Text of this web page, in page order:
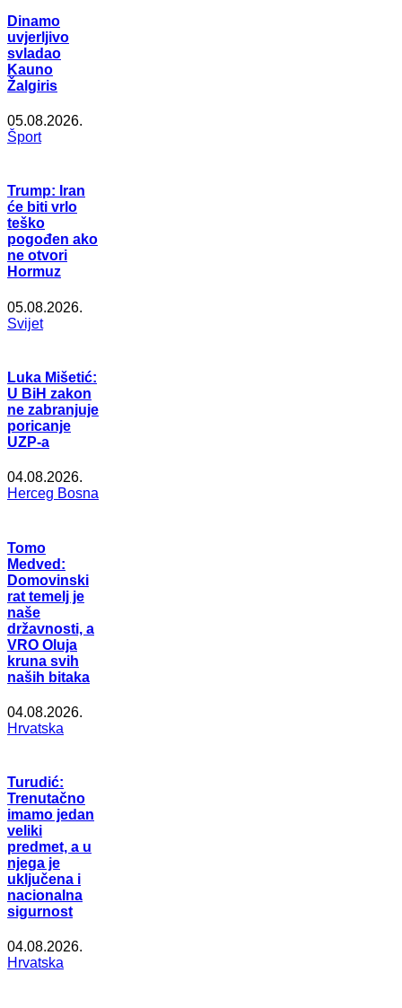
Dinamo
uvjerljivo
svladao
Kauno
Žalgiris
05.08.2026.
Šport
Trump: Iran
će biti vrlo
teško
pogođen ako
ne otvori
Hormuz
05.08.2026.
Svijet
Luka Mišetić:
U BiH zakon
ne zabranjuje
poricanje
UZP-a
04.08.2026.
Herceg Bosna
Tomo
Medved:
Domovinski
rat temelj je
naše
državnosti, a
VRO Oluja
kruna svih
naših bitaka
04.08.2026.
Hrvatska
Turudić:
Trenutačno
imamo jedan
veliki
predmet, a u
njega je
uključena i
nacionalna
sigurnost
04.08.2026.
Hrvatska